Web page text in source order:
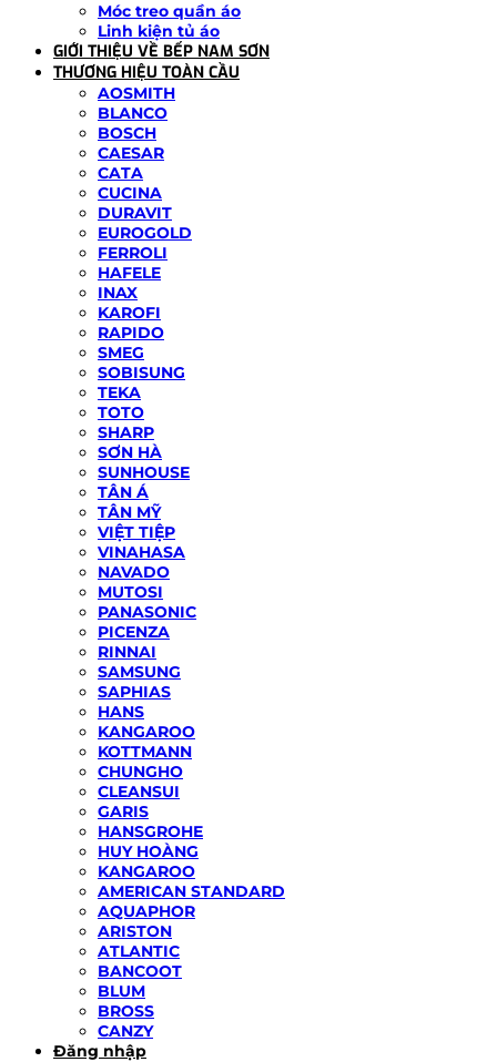
Móc treo quần áo
Linh kiện tủ áo
GIỚI THIỆU VỀ BẾP NAM SƠN
THƯƠNG HIỆU TOÀN CẦU
AOSMITH
BLANCO
BOSCH
CAESAR
CATA
CUCINA
DURAVIT
EUROGOLD
FERROLI
HAFELE
INAX
KAROFI
RAPIDO
SMEG
SOBISUNG
TEKA
TOTO
SHARP
SƠN HÀ
SUNHOUSE
TÂN Á
TÂN MỸ
VIỆT TIỆP
VINAHASA
NAVADO
MUTOSI
PANASONIC
PICENZA
RINNAI
SAMSUNG
SAPHIAS
HANS
KANGAROO
KOTTMANN
CHUNGHO
CLEANSUI
GARIS
HANSGROHE
HUY HOÀNG
KANGAROO
AMERICAN STANDARD
AQUAPHOR
ARISTON
ATLANTIC
BANCOOT
BLUM
BROSS
CANZY
Đăng nhập